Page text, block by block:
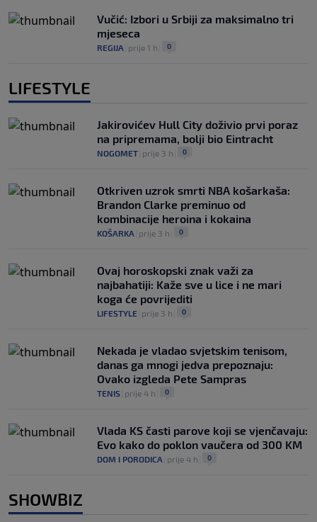
Vučić: Izbori u Srbiji za maksimalno tri
mjeseca
REGIJA prije 1 h 0
LIFESTYLE
Jakirovićev Hull City doživio prvi poraz
na pripremama, bolji bio Eintracht
NOGOMET prije 3 h 0
Otkriven uzrok smrti NBA košarkaša:
Brandon Clarke preminuo od
kombinacije heroina i kokaina
KOŠARKA prije 3 h 0
Ovaj horoskopski znak važi za
najbahatiji: Kaže sve u lice i ne mari
koga će povrijediti
LIFESTYLE prije 3 h 0
Nekada je vladao svjetskim tenisom,
danas ga mnogi jedva prepoznaju:
Ovako izgleda Pete Sampras
TENIS prije 4 h 0
Vlada KS časti parove koji se vjenčavaju:
Evo kako do poklon vaučera od 300 KM
DOM I PORODICA prije 4 h 0
SHOWBIZ